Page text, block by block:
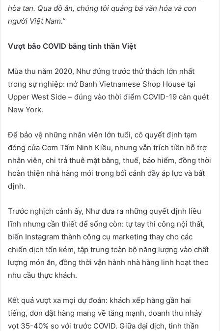
hòa tan. Qua đồ ăn, chúng tôi quảng bá văn hóa và con
người Việt Nam.”
Vượt bão COVID bằng tinh thần Việt
Mùa thu năm 2020, Như đứng trước thử thách lớn nhất
trong sự nghiệp: mở Banh Vietnamese Shop House tại
Upper West Side – đúng vào thời điểm COVID-19 càn quét
New York.
Để bảo vệ những nhân viên lớn tuổi, cô quyết định tạm
đóng cửa Cơm Tấm Ninh Kiều, nhưng vẫn trích tiền hỗ trợ
nhân viên, chi trả thuê mặt bằng, thuế, bảo hiểm, đồng thời
hoàn thiện nhà hàng mới trong bối cảnh đầy áp lực và bất
định.
Trước nghịch cảnh ấy, Như đưa ra những quyết định liều
lĩnh nhưng cần thiết để sống còn: tự tay thi công nội thất,
biến Instagram thành công cụ marketing thay cho các
chiến dịch tốn kém, tập trung toàn bộ năng lượng vào chất
lượng món ăn, đồng thời vận hành nhà hàng linh hoạt theo
nhu cầu thực khách.
Kết quả vượt xa mọi dự đoán: khách xếp hàng gần hai
tiếng, đơn đặt hàng mang về tăng mạnh, doanh thu nhảy
vọt 35-40% so với trước COVID. Giữa đại dịch, tinh thần